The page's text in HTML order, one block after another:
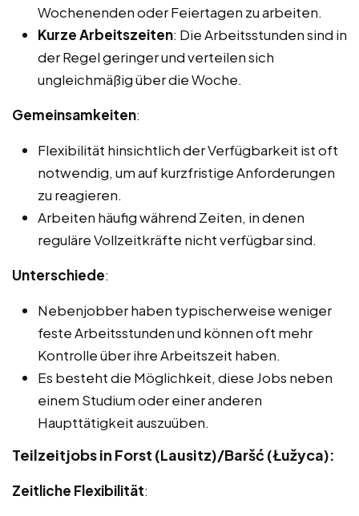
Wochenenden oder Feiertagen zu arbeiten.
Kurze Arbeitszeiten: Die Arbeitsstunden sind in
der Regel geringer und verteilen sich
ungleichmäßig über die Woche.
Gemeinsamkeiten:
Flexibilität hinsichtlich der Verfügbarkeit ist oft
notwendig, um auf kurzfristige Anforderungen
zu reagieren.
Arbeiten häufig während Zeiten, in denen
reguläre Vollzeitkräfte nicht verfügbar sind.
Unterschiede:
Nebenjobber haben typischerweise weniger
feste Arbeitsstunden und können oft mehr
Kontrolle über ihre Arbeitszeit haben.
Es besteht die Möglichkeit, diese Jobs neben
einem Studium oder einer anderen
Haupttätigkeit auszuüben.
Teilzeitjobs in Forst (Lausitz)/Baršć (Łužyca):
Zeitliche Flexibilität: